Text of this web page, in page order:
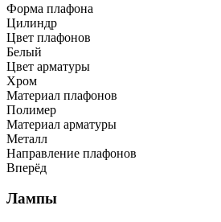
Форма плафона
Цилиндр
Цвет плафонов
Белый
Цвет арматуры
Хром
Материал плафонов
Полимер
Материал арматуры
Металл
Направление плафонов
Вперёд
Лампы